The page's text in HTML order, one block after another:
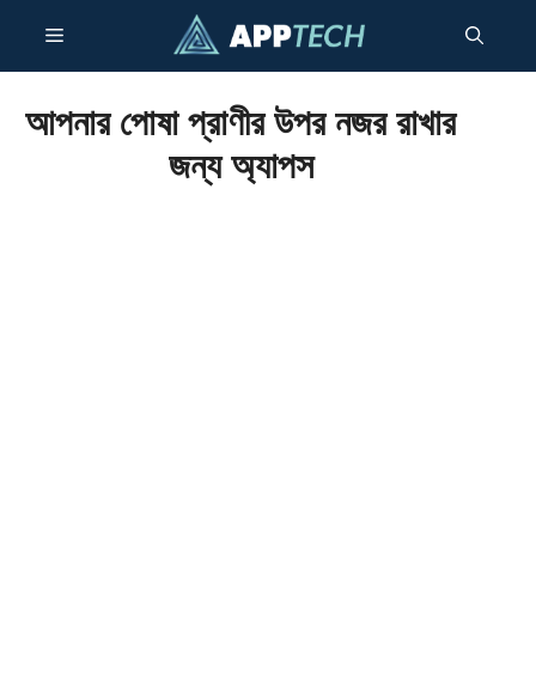
যান
মেন্যু
আপনার পোষা প্রাণীর উপর নজর রাখার
জন্য অ্যাপস